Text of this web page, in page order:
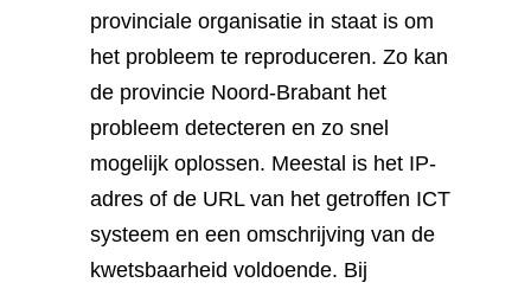
provinciale organisatie in staat is om
het probleem te reproduceren. Zo kan
de provincie Noord-Brabant het
probleem detecteren en zo snel
mogelijk oplossen. Meestal is het IP-
adres of de URL van het getroffen ICT
systeem en een omschrijving van de
kwetsbaarheid voldoende. Bij